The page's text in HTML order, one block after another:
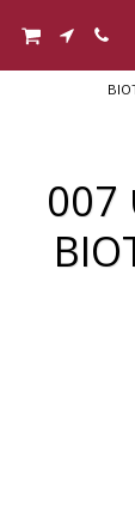
מסכה לשיער אימפקט 007